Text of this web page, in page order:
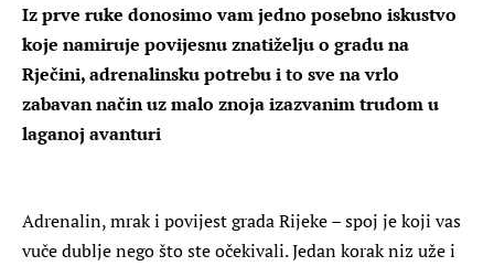
Iz prve ruke donosimo vam jedno posebno iskustvo
koje namiruje povijesnu znatiželju o gradu na
Rječini, adrenalinsku potrebu i to sve na vrlo
zabavan način uz malo znoja izazvanim trudom u
laganoj avanturi
Adrenalin, mrak i povijest grada Rijeke – spoj je koji vas
vuče dublje nego što ste očekivali. Jedan korak niz uže i